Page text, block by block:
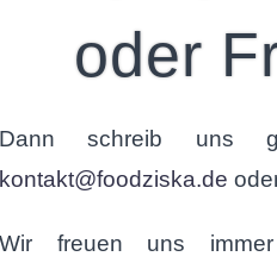
oder
Dann schreib uns
kontakt@foodziska.de
Wir freuen uns